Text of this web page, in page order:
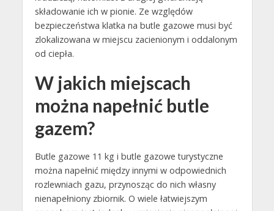
składowanie ich w pionie. Ze względów
bezpieczeństwa klatka na butle gazowe musi być
zlokalizowana w miejscu zacienionym i oddalonym
od ciepła.
W jakich miejscach
można napełnić butle
gazem?
Butle gazowe 11 kg i butle gazowe turystyczne
można napełnić między innymi w odpowiednich
rozlewniach gazu, przynosząc do nich własny
nienapełniony zbiornik. O wiele łatwiejszym